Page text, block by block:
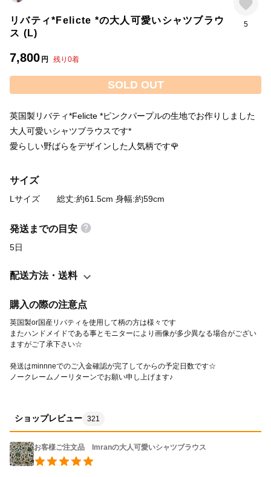
リバティ*Felicte *の大人可愛いシャツブラウ
ス (L)
7,800 円 残り 0着
5
SOLD OUT
英国製リバティ*Felicte *ピンクパープルの生地でお作りしました
大人可愛いシャツブラウスです*
愛らしい野ばらをデザインした人気柄です🌹
サイズ
Lサイズ 総丈:約61.5cm 身幅:約59cm
発送までの目安
5日
配送方法・送料
購入の際の注意点
英国製or国産リバティを使用して柄の方は様々です
またハンドメイドである事とモニターにより画像が多少異なる場合がござい
ますがご了承下さい☆
発送はminnneでのご入金確認が完了してからの予定日数です☆
ノークレームノーリターンでお願い申し上げます♪
ショップレビュー 321
お客様ご注文品 Imranの大人可愛いシャツブラウス